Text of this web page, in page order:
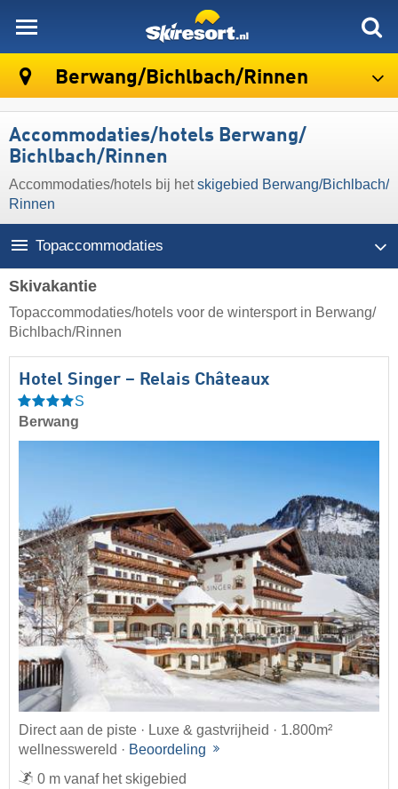
Berwang/​Bichlbach/​Rinnen
Accommodaties/hotels Berwang/​
Bichlbach/​Rinnen
Accommodaties/hotels bij hetskigebied Berwang/​Bichlbach/​
Rinnen
Topaccommodaties
Skivakantie
Topaccommodaties/hotels voor de wintersport in Berwang/​
Bichlbach/​Rinnen
Hotel Singer – Relais Châteaux
S
Berwang
Direct aan de piste · Luxe & gastvrijheid · 1.800m²
wellnesswereld · Beoordeling
0 m vanaf het skigebied